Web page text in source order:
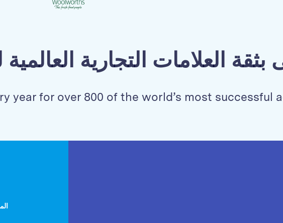
العلامات التجارية
year for over 800 of the world’s most successful